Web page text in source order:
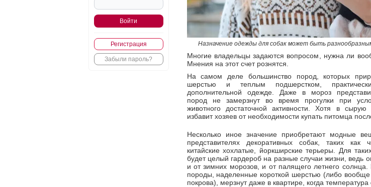
Регистрация
Забыли пароль?
Назначение одежды для собак может быть
Многие владельцы задаются вопросом, нужна ли
Мнения на этот счет рознятся.
На самом деле большинство пород, которых
шерстью и теплым подшерстком,
дополнительной одежде. Даже в мороз
пород не замерзнут во время прогулки при
животного достаточной активности. Хотя в
избавит хозяев от необходимости купать питомца
Несколько иное значение приобретают модные
представителях декоративных собак, таких как
китайские хохлатые, йоркширские терьеры. Для
будет целый гардероб на разные случаи жизни, ведь
и от зимних морозов, и от палящего летнего солнца.
породы, наделенные короткой шерстью (либо
покрова), мерзнут даже в квартире, когда температура